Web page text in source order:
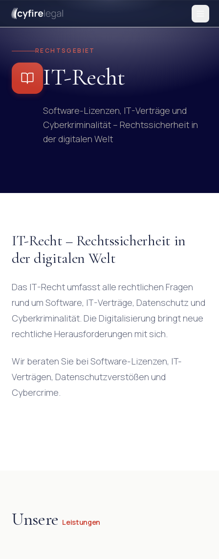
RECHTSGEBIET
IT-Recht
Software-Lizenzen, IT-Verträge und
Cyberkriminalität – Rechtssicherheit in
der digitalen Welt
IT-Recht – Rechtssicherheit in
der digitalen Welt
Das IT-Recht umfasst alle rechtlichen Fragen
rund um Software, IT-Verträge, Datenschutz und
Cyberkriminalität. Die Digitalisierung bringt neue
rechtliche Herausforderungen mit sich.
Wir beraten Sie bei Software-Lizenzen, IT-
Verträgen, Datenschutzverstößen und
Cybercrime.
Unsere Leistungen